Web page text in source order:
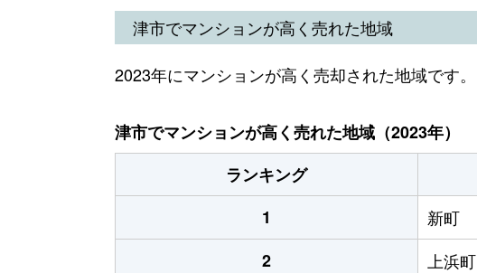
津市でマンションが高く売れた地域
2023年にマンションが高く売却された地域です。
津市でマンションが高く売れた地域（2023年）
ランキング
1
新町
2
上浜町